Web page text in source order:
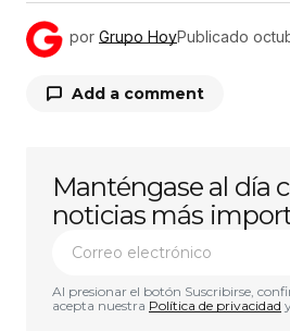
por Grupo HoyPublicado
Add a comment
Tu dirección de correo
publicada. Los campos
marcados con*
Comentario*
Manténgase al día
noticias más
Al presionar el botón Suscribirse,
acepta nuestra Política de privacidad